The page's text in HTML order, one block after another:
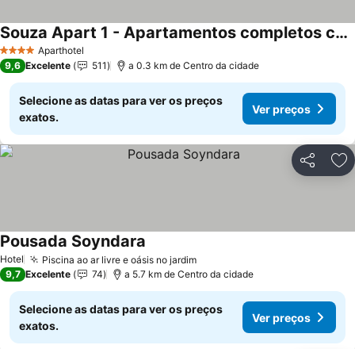
4 EstrelasAparthotel
Souza Apart 1 - Apartamentos completos com muito aconchego
9,6 Excelente 511 a 0.3 km de Centro da cidade
Selecione as datas para ver os preços
exatos.
Ver preços
Partilhar
Hotel Piscina ao ar livre e oásis no jardim
Pousada Soyndara
9,7 Excelente 74 a 5.7 km de Centro da cidade
Selecione as datas para ver os preços
exatos.
Ver preços